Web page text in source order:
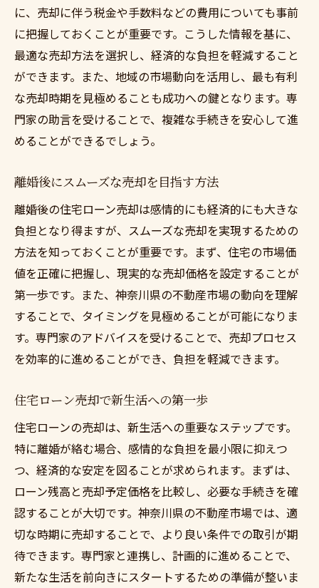
住宅売却で理想の新生活を実現する
神奈川での離婚と住宅ローンの対応策
離婚時の住宅ローン処理法
神奈川でのローン問題解決策
専門家を活用したローン対応のコツ
ローン問題を早期解決するためのステップ
住宅ローン問題を解決するアプローチ
住宅ローン売却の専門的アドバイス
プロが教える住宅ローン売却の秘訣
専門家が推奨する売却戦略とは
売却を成功に導く専門的知識
ローン売却のための専門家活用法
専門家のアドバイスで売却を円滑に
住宅ローン売却で得られる専門的助言
新生活のための住宅売却ステップ
住宅売却で実現する新しい生活設計
離婚後の生活を安定させる売却法
住宅売却後に向けた生活準備
新生活の基盤を築くための売却
売却を通じて新生活を円滑に始める
神奈川県での住宅ローン問題解決法
神奈川県でのローン問題解決アプローチ
に、売却に伴う税金や手数料などの費用についても事前
に把握しておくことが重要です。こうした情報を基に、
最適な売却方法を選択し、経済的な負担を軽減すること
ができます。また、地域の市場動向を活用し、最も有利
な売却時期を見極めることも成功への鍵となります。専
門家の助言を受けることで、複雑な手続きを安心して進
めることができるでしょう。
離婚後にスムーズな売却を目指す方法
離婚後の住宅ローン売却は感情的にも経済的にも大きな
負担となり得ますが、スムーズな売却を実現するための
方法を知っておくことが重要です。まず、住宅の市場価
値を正確に把握し、現実的な売却価格を設定することが
第一歩です。また、神奈川県の不動産市場の動向を理解
することで、タイミングを見極めることが可能になりま
す。専門家のアドバイスを受けることで、売却プロセス
を効率的に進めることができ、負担を軽減できます。
住宅ローン売却で新生活への第一歩
住宅ローンの売却は、新生活への重要なステップです。
特に離婚が絡む場合、感情的な負担を最小限に抑えつ
つ、経済的な安定を図ることが求められます。まずは、
ローン残高と売却予定価格を比較し、必要な手続きを確
認することが大切です。神奈川県の不動産市場では、適
切な時期に売却することで、より良い条件での取引が期
待できます。専門家と連携し、計画的に進めることで、
新たな生活を前向きにスタートするための準備が整いま